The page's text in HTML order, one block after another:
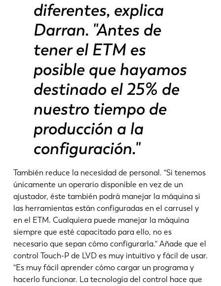
diferentes, explica
Darran. "Antes de
tener el ETM es
posible que hayamos
destinado el 25% de
nuestro tiempo de
producción a la
configuración."
También reduce la necesidad de personal. "Si tenemos
únicamente un operario disponible en vez de un
ajustador, éste también podrá manejar la máquina si
las herramientas están configuradas en el carrusel y
en el ETM. Cualquiera puede manejar la máquina
siempre que esté capacitado para ello, no es
necesario que sepan cómo configurarla." Añade que el
control Touch-P de LVD es muy intuitivo y fácil de usar.
"Es muy fácil aprender cómo cargar un programa y
hacerlo funcionar. La tecnología del control hace que
PL SK